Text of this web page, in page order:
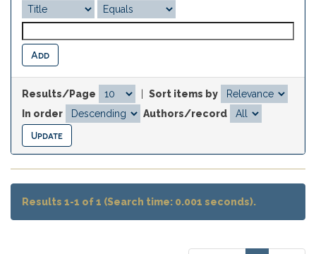
Results/Page
Sort items by
In order
Authors/record
Results 1-1 of 1 (Search time: 0.001 seconds).